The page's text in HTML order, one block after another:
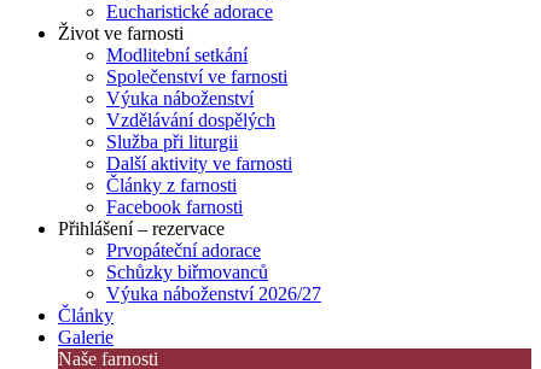
Eucharistické adorace
Život ve farnosti
Modlitební setkání
Společenství ve farnosti
Výuka náboženství
Vzdělávání dospělých
Služba při liturgii
Další aktivity ve farnosti
Články z farnosti
Facebook farnosti
Přihlášení – rezervace
Prvopáteční adorace
Schůzky biřmovanců
Výuka náboženství 2026/27
Články
Galerie
Naše farnosti